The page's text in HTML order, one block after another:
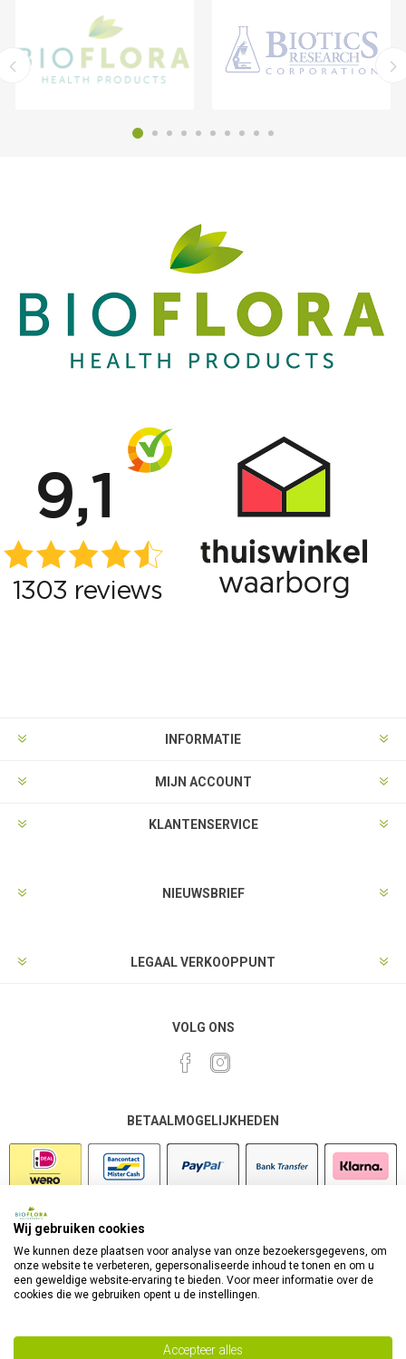
INFORMATIE
MIJN ACCOUNT
KLANTENSERVICE
NIEUWSBRIEF
LEGAAL VERKOOPPUNT
VOLG ONS
BETAALMOGELIJKHEDEN
Wij gebruiken cookies
We kunnen deze plaatsen voor analyse van onze bezoekersgegevens, om
onze website te verbeteren, gepersonaliseerde inhoud te tonen en om u
een geweldige website-ervaring te bieden. Voor meer informatie over de
cookies die we gebruiken opent u de instellingen.
Accepteer alles